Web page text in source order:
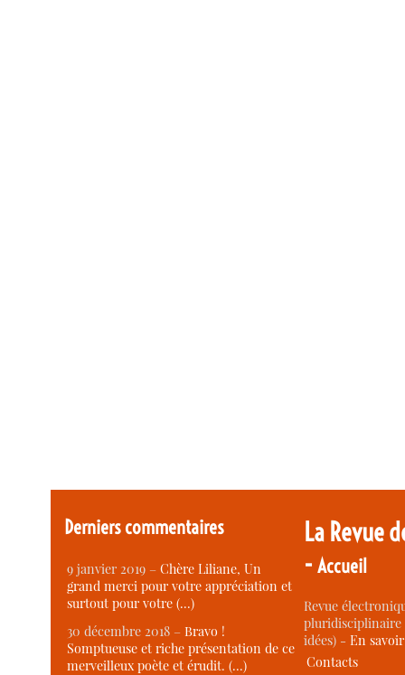
Derniers commentaires
9 janvier 2019 –Chère Liliane, Un
grand merci pour votre appréciation et
surtout pour votre (…)
30 décembre 2018 –Bravo !
Somptueuse et riche présentation de ce
merveilleux poète et érudit. (…)
La Revue
-Accueil
Revue
idées) -En
Contacts